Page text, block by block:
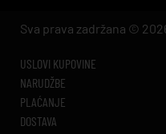
Sva prava zadržana ©
USLOVI KUPOVINE
NARUDŽBE
PLAĆANJE
DOSTAVA